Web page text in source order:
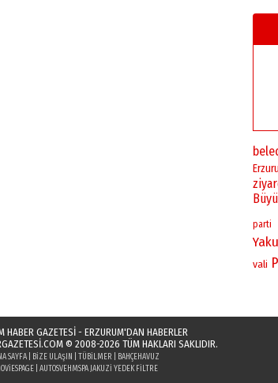
parti
vali
HABER GAZETESİ - ERZURUM'DAN HABERLER
© 2008-2026 TÜM HAKLARI SAKLIDIR.
SAYFA| BIZE ULAŞIN TÜBILMER
BAHÇEHAVUZ
AUTOSVEH MSPA JAKUZI YEDEK FILTRE